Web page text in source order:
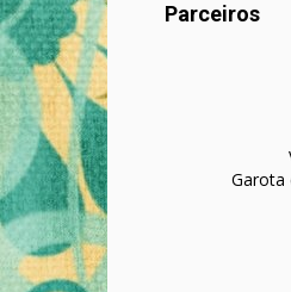
Parceiros
Garota